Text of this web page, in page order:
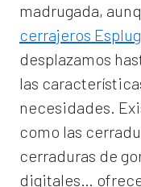
madrugada,
cerrajeros
desplazamos
las
necesidades.
como las
cerraduras de
digitales…